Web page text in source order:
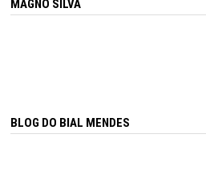
MAGNO SILVA
BLOG DO BIAL MENDES